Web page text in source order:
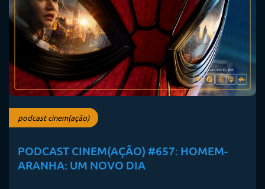
podcast cinem(ação)
PODCAST CINEM(AÇÃO) #657: HOMEM-
ARANHA: UM NOVO DIA